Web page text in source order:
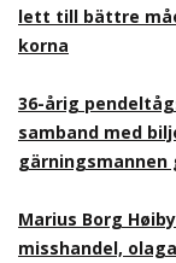
lett till bättre
korna
36-årig
samband med
gärningsmannen
Marius Borg
misshandel,